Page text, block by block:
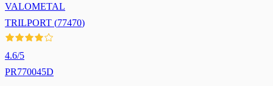
VALOMETAL
TRILPORT (77470)
4.6/5
PR770045D